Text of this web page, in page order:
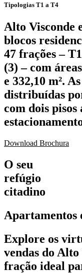
Tipologias T1 a T4
Alto Visconde
blocos
47 frações –
(3) – com
e 332,10 m².
distribuídas
com dois pisos
Download Brochura
O seu
refúgio
citadino
Apartamentos
Explore os
vendas do
fração ideal